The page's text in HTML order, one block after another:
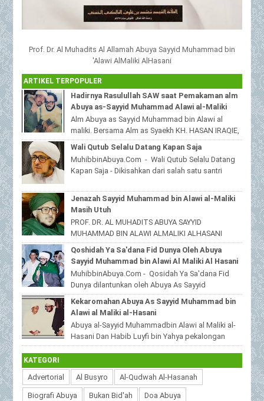
Prof. Dr. Al Muhadits Al Allamah Abuya Sayyid Muhammad bin
'Alawi AlMaliki AlHasani
ARTIKEL TERPOPULER
Hadirnya Rasulullah SAW saat Pemakaman alm
Abuya as-Sayyid Muhammad Alawi al-Maliki
Alm Abuya as Sayyid Muhammad bin Alawi al
maliki. Bersama Alm as Syaekh KH. HASAN IRAQIE,
Ponpes Al Haramain duwa' pote Sampang
Madura...
Wali Qutub Selalu Datang Kapan Saja
MuhibbinAbuya.Com - Wali Qutub Selalu Datang
Kapan Saja - Dikisahkan dari salah satu santri
Jenazah Sayyid Muhammad bin Alawi al-Maliki
Masih Utuh
PROF. DR. AL MUHADITS ABUYA SAYYID
MUHAMMAD BIN ALAWI ALMALIKI ALHASANI
MuhibbinAbuya.Com - Jenazah Sayyid
Muhammad bin Alawi al-Malik...
Qoshidah Ya Sa'dana Fid Dunya Oleh Abuya
Sayyid Muhammad bin Alawi Al Maliki Al Hasani
MuhibbinAbuya.Com - Qosidah Ya Sa'dana Fid
Dunya dilantunkan oleh Abuya As Sayyid
Muhammad Alawi Al Maliki Al Hasani ra. Qoshidah
beri...
Kekaromahan Abuya As Sayyid Muhammad bin
Alawi al Maliki al-Hasani
Abuya al-Sayyid Muhammadbin Alawi al Maliki al-
Hasani Dan Habib Luyfi bin Yahya pekalongan
MuhibbinAbuya.Com - Kekaromahan Abuya As S...
KATEGORI
Advertorial Al Busyro Al-Qudwah Al-Hasanah
Biografi Abuya Bukan Bid'ah Doa Abuya